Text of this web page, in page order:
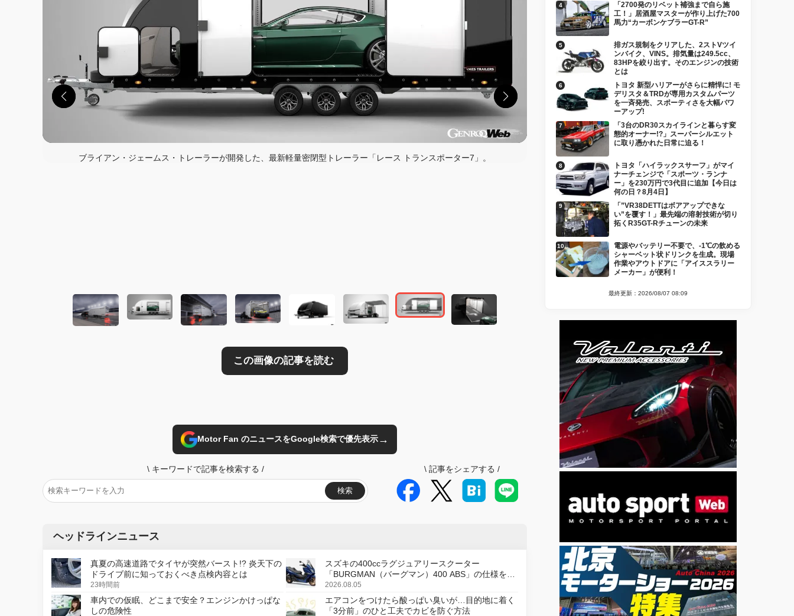
ブライアン・ジェームス・トレーラーが開発した、最新軽量密閉型トレーラー「レース トランスポーター7」。
Motor Fan のニュースをGoogle検索で優先表示→
\ キーワードで記事を検索する /
検索
\ 記事をシェアする /
ヘッドラインニュース
真夏の高速道路でタイヤが突然バースト!? 炎天下の
ドライブ前に知っておくべき点検内容とは
23時間前
スズキの400ccラグジュアリースクーター
「BURGMAN（バーグマン）400 ABS」の仕様を変
更し、8月18日に発売
2026.08.05
車内での仮眠、どこまで安全？エンジンかけっぱな
しの危険性
エアコンをつけたら酸っぱい臭いが…目的地に着く
「3分前」のひと工夫でカビを防ぐ方法
「2700発のリベット補強まで自ら施
工！」居酒屋マスターが作り上げた700
馬力“カーボンケブラーGT-R”
排ガス規制をクリアした、2ストVツイ
ンバイク、VINS。排気量は249.5cc、
83HPを絞り出す。そのエンジンの技術
とは
トヨタ 新型ハリアーがさらに精悍に! モ
デリスタ＆TRDが専用カスタムパーツ
を一斉発売、スポーティさを大幅パワ
ーアップ!
「3台のDR30スカイラインと暮らす変
態的オーナー!?」スーパーシルエット
に取り憑かれた日常に迫る！
トヨタ「ハイラックスサーフ」がマイ
ナーチェンジで「スポーツ・ランナ
ー」を230万円で3代目に追加【今日は
何の日？8月4日】
「”VR38DETTはボアアップできな
い”を覆す！」最先端の溶射技術が切り
拓くR35GT-Rチューンの未来
電源やバッテリー不要で、-1℃の飲める
シャーベット状ドリンクを生成。現場
作業やアウトドアに「アイススラリー
メーカー」が便利！
最終更新：2026/08/07 08:09